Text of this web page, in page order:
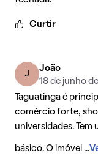
Curtir
J
João
18 de junho
Taguatinga é
comércio forte,
universidades.
básico. O imóvel ...